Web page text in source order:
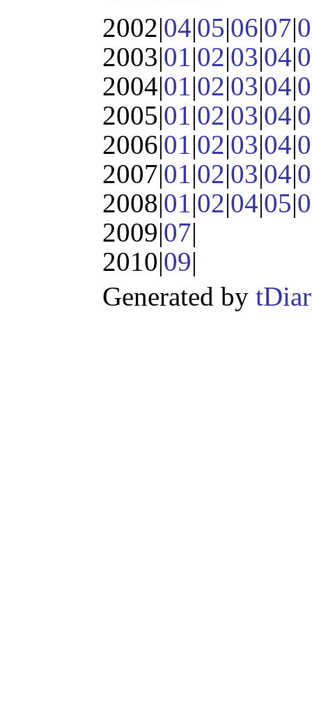
2002|04|05|06|07|
2003|01|02|03|04|
2004|01|02|03|04|
2005|01|02|03|04|
2006|01|02|03|04|
2007|01|02|03|04|
2008|01|02|04|05|
2009|07|
2010|09|
Generated by